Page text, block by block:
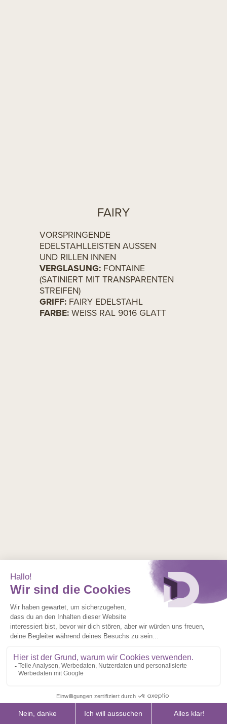
FAIRY
VORSPRINGENDE
EDELSTAHLLEISTEN AUSSEN
UND RILLEN INNEN
VERGLASUNG: FONTAINE
(SATINIERT MIT TRANSPARENTEN
STREIFEN)
GRIFF: FAIRY EDELSTAHL
FARBE: WEISS RAL 9016 GLATT
PAGENO
VORSPRINGENDE
EDELSTAHLLEISTEN AUSSEN
UND INNENRILLEN
VERGLASUNG:
PRESTON
(SATINIERT MIT TRANSPARENTEN
STREIFEN)
FARBE:WEISS RAL 9016 GLATT